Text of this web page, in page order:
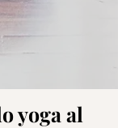
yoga al